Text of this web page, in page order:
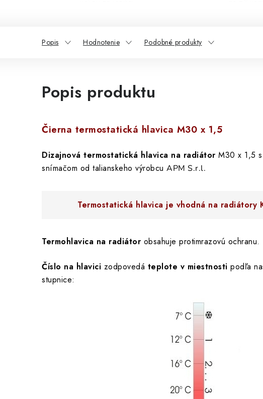
Popis Hodnotenie Podobné produkty
Popis produktu
Čierna termostatická hlavica M30 x 1,5
Dizajnová termostatická hlavica na radiátor M30 x 1,5 s
snímačom od talianskeho výrobcu APM S.r.l.
Termostatická hlavica je vhodná na radiátory
Termohlavica na radiátor obsahuje protimrazovú ochranu.
Číslo na hlavici zodpovedá teplote v miestnosti podľa
stupnice: